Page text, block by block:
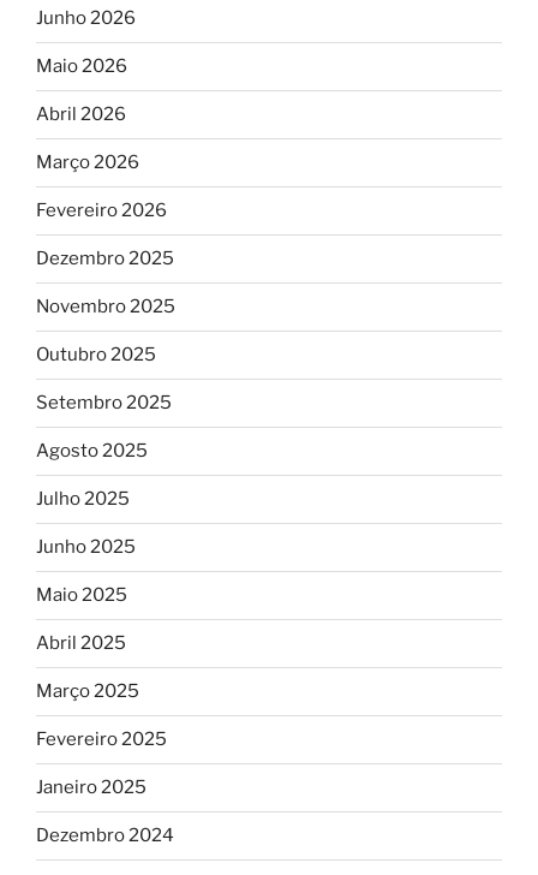
Junho 2026
Maio 2026
Abril 2026
Março 2026
Fevereiro 2026
Dezembro 2025
Novembro 2025
Outubro 2025
Setembro 2025
Agosto 2025
Julho 2025
Junho 2025
Maio 2025
Abril 2025
Março 2025
Fevereiro 2025
Janeiro 2025
Dezembro 2024